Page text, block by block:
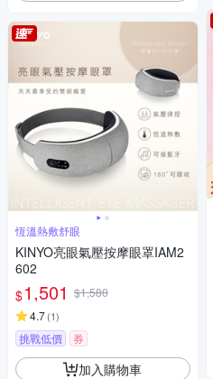
恆溫熱敷舒眼
KINYO亮眼氣壓按摩眼罩IAM2
602
$1,501 $1,580
4.7(1)
挑戰低價 券
加入購物車